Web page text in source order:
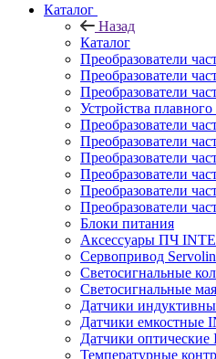
Каталог
Назад
Каталог
Преобразователи
Преобразователи
Преобразователи
Устройства
Преобразователи
Преобразователи
Преобразователи
Преобразователи
Преобразователи
Преобразователи
Блоки питания
Аксессуары ПЧ
Сервопривод
Светосигнальные
Светосигнальные
Датчики
Датчики емкостные
Датчики
Температурные